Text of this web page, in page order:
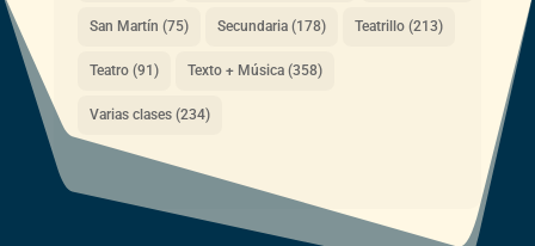
San Martín (75) Secundaria(178) Teatrillo(213)
Teatro(91) Texto + Música(358)
Varias clases(234)